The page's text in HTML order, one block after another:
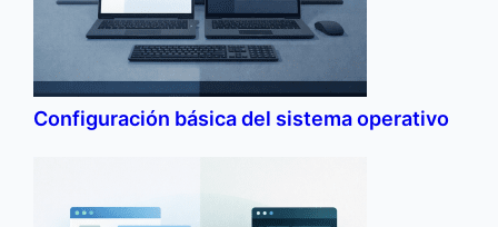
Configuración básica del sistema operativo